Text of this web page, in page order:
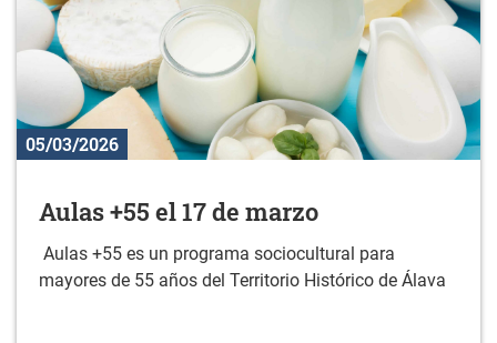
05/03/2026
Aulas +55 el 17 de marzo
Aulas +55 es un programa sociocultural para
mayores de 55 años del Territorio Histórico de Álava